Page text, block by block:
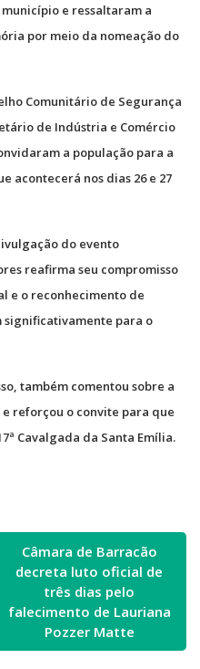
e ressaltaram a
por meio da nomeação do
Comunitário de Segurança
de Indústria e Comércio
a população para a
acontecerá nos dias 26 e 27
do evento
reafirma seu compromisso
e o reconhecimento de
para o
também comentou sobre a
reforçou o convite para que
Cavalgada da Santa Emília.
Câmara de Barracão
decreta luto oficial de
três dias pelo
falecimento de Lauriana
Pozzer Matte